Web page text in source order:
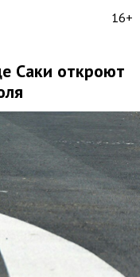
16+
Саки откроют